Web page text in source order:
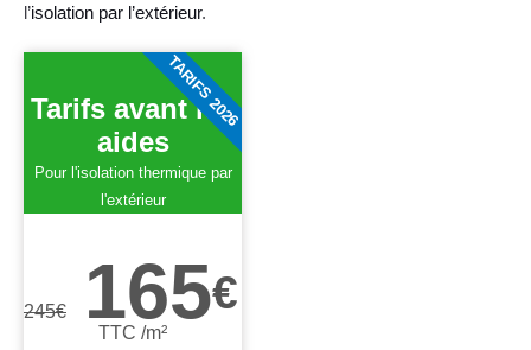
l’isolation par l’extérieur.
Tarifs avant les
aides
Pour l'isolation thermique par
l'extérieur
245€ 165€
TTC /m²
TARIFS 2026